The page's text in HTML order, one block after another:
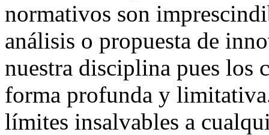
normativos son
análisis o propuesta de
nuestra disciplina pues los
forma profunda y
límites insalvables a